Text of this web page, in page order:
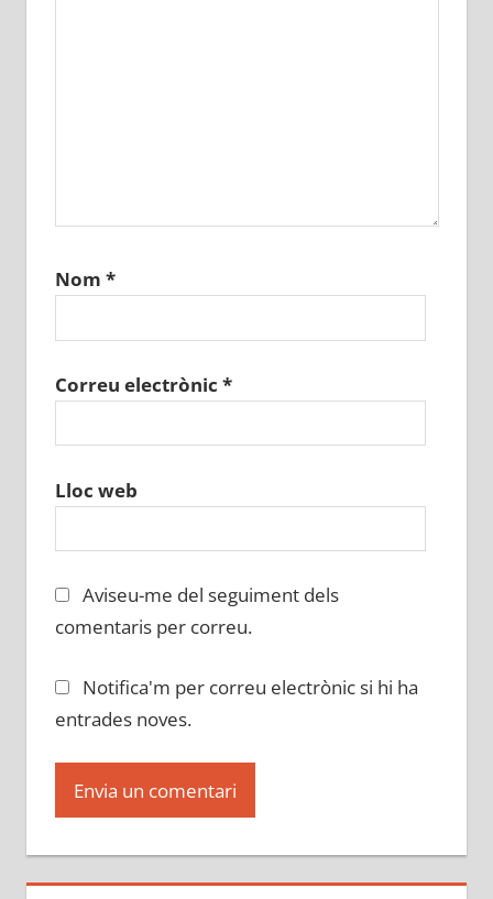
Nom *
Correu electrònic *
Lloc web
Aviseu-me del seguiment dels
comentaris per correu.
Notifica'm per correu electrònic si hi ha
entrades noves.